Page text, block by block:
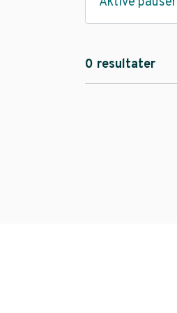
0 resultater